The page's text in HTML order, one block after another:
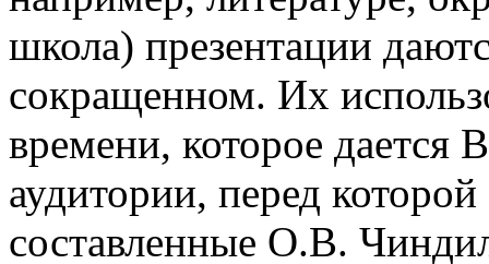
школа) презентации
сокращенном. Их
времени, которое дается
аудитории, перед
составленные О.В.